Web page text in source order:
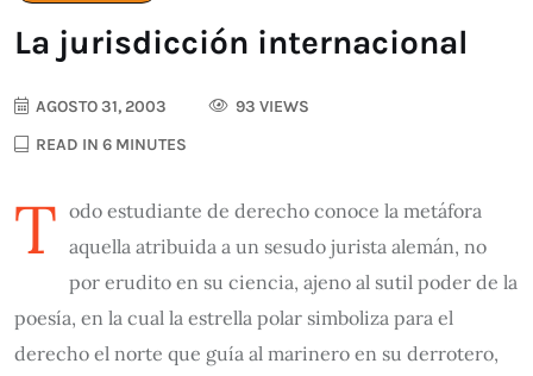
La jurisdicción internacional
AGOSTO 31, 2003
93 VIEWS
READ IN 6 MINUTES
T odo estudiante de derecho conoce la metáfora
aquella atribuida a un sesudo jurista alemán, no
por erudito en su ciencia, ajeno al sutil poder de la
poesía, en la cual la estrella polar simboliza para el
derecho el norte que guía al marinero en su derrotero,